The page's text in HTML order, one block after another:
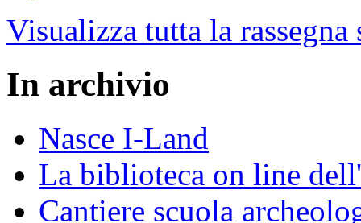
Visualizza tutta la rassegna
In archivio
Nasce I-Land
La biblioteca on line
Cantiere scuola